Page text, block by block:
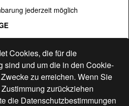
Cookies, die für die
sind und um die in den Cookie-
zu erreichen. Wenn Sie
zurückziehen
die Datenschutzbestimmungen
jederzeit möglich